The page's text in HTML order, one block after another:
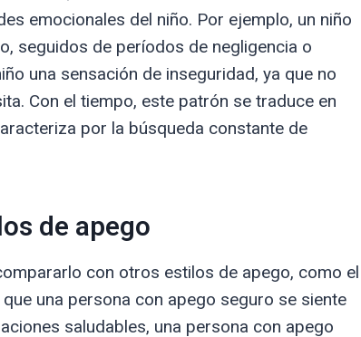
emocionales del niño. Por ejemplo, un niño
seguidos de períodos de negligencia o
una sensación de inseguridad, ya que no
Con el tiempo, este patrón se traduce en
por la búsqueda constante de
de apego
con otros estilos de apego, como el
una persona con apego seguro se siente
saludables, una persona con apego